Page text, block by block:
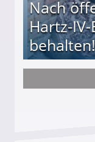
Nach
Hartz-
behalten!
darf Geld